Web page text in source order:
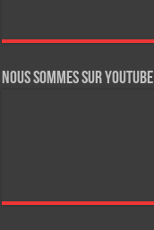
Nous sommes sur YouTube